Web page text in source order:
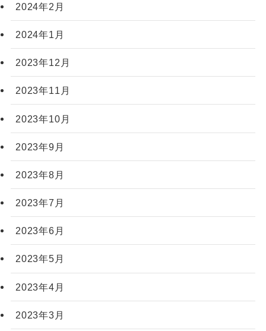
2024年2月
2024年1月
2023年12月
2023年11月
2023年10月
2023年9月
2023年8月
2023年7月
2023年6月
2023年5月
2023年4月
2023年3月